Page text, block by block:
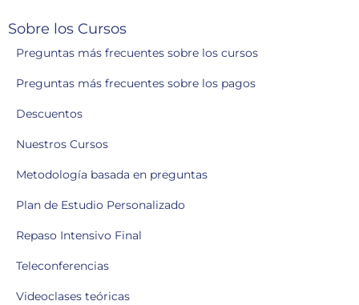
Sobre los Cursos
Preguntas más frecuentes sobre los cursos
Preguntas más frecuentes sobre los pagos
Descuentos
Nuestros Cursos
Metodología basada en preguntas
Plan de Estudio Personalizado
Repaso Intensivo Final
Teleconferencias
Videoclases teóricas